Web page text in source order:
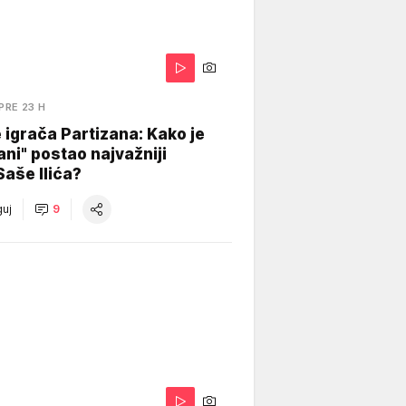
23 H
igrača Partizana: Kako je
postao najvažniji
Ilića?
9